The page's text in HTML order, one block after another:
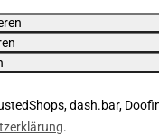
dash.bar,
.